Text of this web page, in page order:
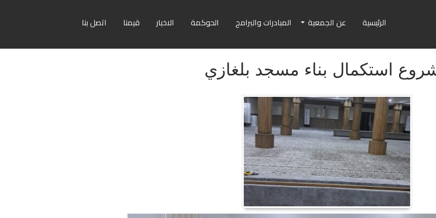
الرئيسية عن الجمعية المبادرات والبرامج الحوكمة الاخبار قيمنا اتصل بنا
استكمال بناء مسجد بلغازي